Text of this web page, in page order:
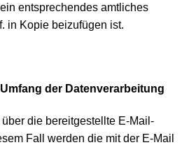
entsprechendes amtliches
in Kopie beizufügen ist.
der Datenverarbeitung
die bereitgestellte E-Mail-
Fall werden die mit der E-Mail